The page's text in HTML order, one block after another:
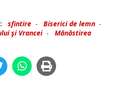
sfintire - Biserici de lemn -
şi Vrancei- Mănăstirea